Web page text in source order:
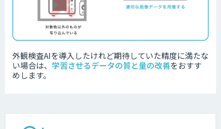
外観検査AIを導入したけれど期待していた精度に満たな
い場合は、 学習させるデータの質と量の改善をおすす
めします。